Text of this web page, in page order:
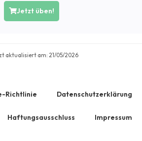
Jetzt üben!
aktualisiert am: 21/05/2026
Richtlinie Datenschutzerklärung
Haftungsausschluss Impressum